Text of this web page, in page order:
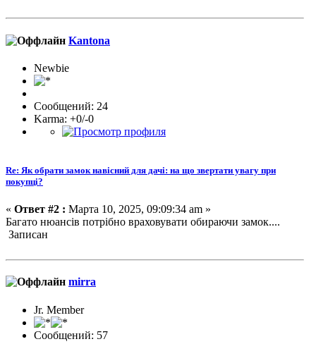
Kantona
Newbie
Сообщений: 24
Karma: +0/-0
Re: Як обрати замок навісний для дачі: на що звертати увагу при
покупці?
« Ответ #2 : Марта 10, 2025, 09:09:34 am »
Багато нюансів потрібно враховувати обираючи замок....
Записан
mirra
Jr. Member
Сообщений: 57